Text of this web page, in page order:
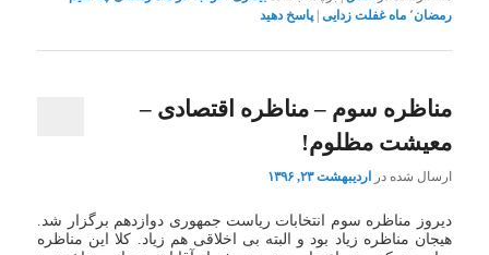
رمضان٬ ماه غفلت زدایی |پاسخ دهید
مناظره سوم – مناظره اقتصادی –
معیشت مظلوم!
ارسال شده در اردیبهشت ۲۳, ۱۳۹۶
دیروز مناظره سوم انتخابات ریاست جمهوری دوازدهم برگزار شد.
هیجان مناظره زیاد بود و البته بی اخلاقی هم زیاد. کلا این مناظره